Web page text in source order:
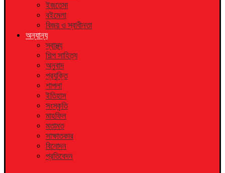
ইজতেমা
বইমেলা
বিজয় ও স্বাধীনতা
অন্যান্য
স্বাস্থ্য
শিল্প সাহিত্য
অনুবাদ
প্রযুক্তি
শাপলা
ইতিহাস
সংস্কৃতি
মাহফিল
মতামত
সাক্ষাতকার
বিনোদন
প্রতিবেদন